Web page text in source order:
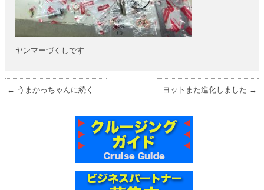
ヤンマーづくしです
← うまかっちゃんに続く ヨットまた進化しました →